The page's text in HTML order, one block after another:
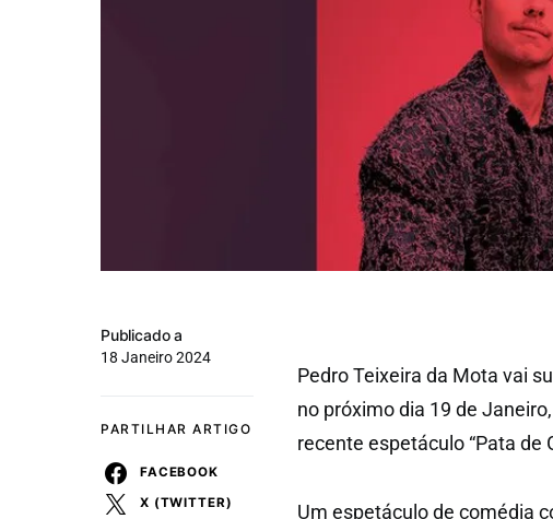
Publicado a
18 Janeiro 2024
PARTILHAR ARTIGO
FACEBOOK
X (TWITTER)
Pedro Teixeira da Mota vai
no próximo dia 19 de
recente espetáculo “Pata de
Um espetáculo de comédia